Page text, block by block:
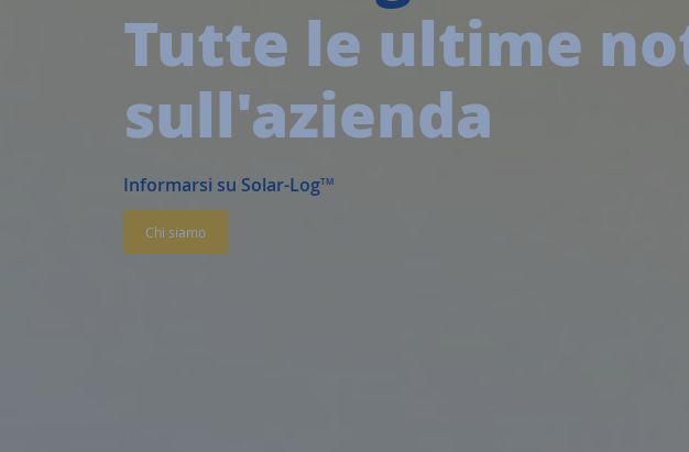
Tutte le ultime
sull'azienda
Informarsi su Solar-LogTM
Chi siamo